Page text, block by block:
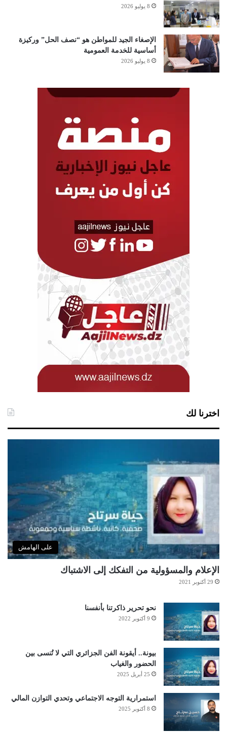
8 يوليو 2026
الإصغاء الجيد للمواطن هو “نصف الحل” وركيزة
أساسية للخدمة العمومية
8 يوليو 2026
اخترنا لك
على الهامش
الإعلام والمسؤولية من التفكك إلى الاشتباك
29 أكتوبر 2021
نحو تحرير ذاكرتنا بأنفسنا
9 أكتوبر 2022
بيونة.. أيقونة الفن الجزائري التي لا تُنسى بين
الحضور والغياب
25 أبريل 2025
استمرارية التوجه الاجتماعي وتحدي التوازن المالي
8 أكتوبر 2025